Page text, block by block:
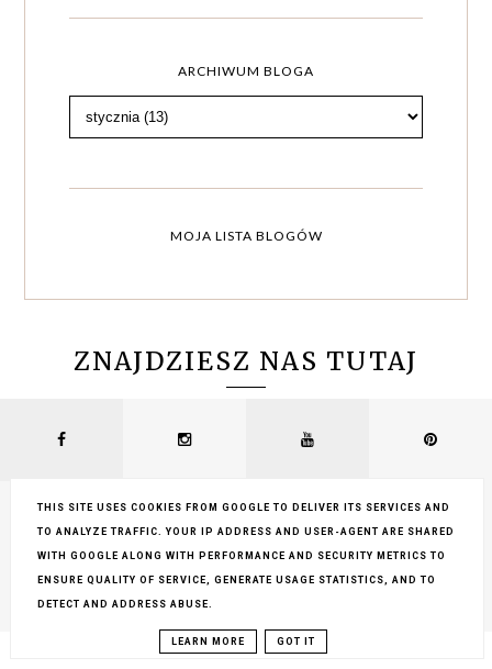
ARCHIWUM BLOGA
MOJA LISTA BLOGÓW
ZNAJDZIESZ NAS TUTAJ
COPYRIGHT ©LEMONCRAFT, BLOGGER
THIS SITE USES COOKIES FROM GOOGLE TO DELIVER ITS SERVICES AND
TO ANALYZE TRAFFIC. YOUR IP ADDRESS AND USER-AGENT ARE SHARED
WITH GOOGLE ALONG WITH PERFORMANCE AND SECURITY METRICS TO
ENSURE QUALITY OF SERVICE, GENERATE USAGE STATISTICS, AND TO
DETECT AND ADDRESS ABUSE.
LEARN MORE GOT IT